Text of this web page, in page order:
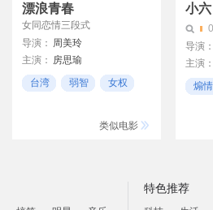
漂浪青春
女同恋情三段式
导演： 周美玲
主演： 房思瑜
台湾
弱智 女权
类似电影
小六
0
导演
主演
刘景煽情
特色推荐